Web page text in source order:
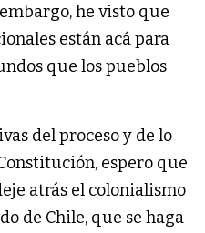
he visto que
están acá para
que los pueblos
del proceso y de lo
espero que
atrás el colonialismo
de Chile, que se haga